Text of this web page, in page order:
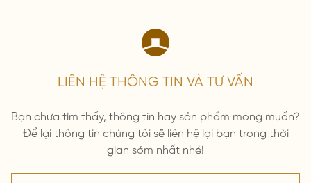
LIÊN HỆ THÔNG TIN VÀ TƯ VẤN
Bạn chưa tìm thấy, thông tin hay sản phẩm mong muốn?
Để lại thông tin chúng tôi sẽ liên hệ lại bạn trong thời
gian sớm nhất nhé!